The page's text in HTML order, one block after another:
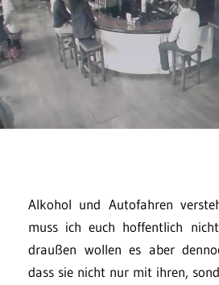
Alkohol und Autofahren
muss ich euch hoffentlich
draußen wollen es aber
dass sie nicht nur mit ihren,